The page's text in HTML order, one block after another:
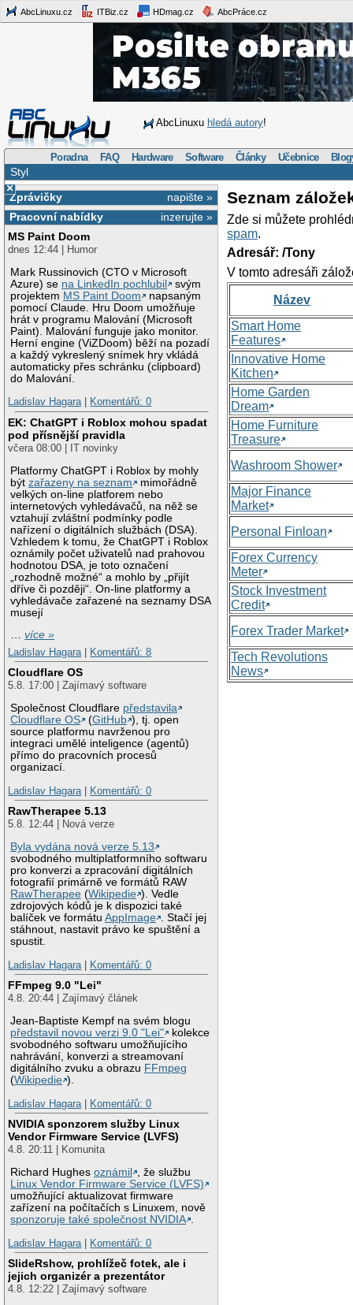
AbcLinuxu.cz ITBiz.cz HDmag.cz AbcPráce.cz
AbcLinuxu hledá autory!
Poradna FAQ Hardware Software Články Učebnice
Styl
×
napište »
Zprávičky
inzerujte »
Pracovní nabídky
MS Paint Doom
dnes 12:44 | Humor
Mark Russinovich (CTO v Microsoft
Azure) se na LinkedIn pochlubil
svým
projektem MS Paint Doom
napsaným
pomocí Claude. Hru Doom umožňuje
hrát v programu Malování (Microsoft
Paint). Malování funguje jako monitor.
Herní engine (ViZDoom) běží na pozadí
a každý vykreslený snímek hry vkládá
automaticky přes schránku (clipboard)
do Malování.
Ladislav Hagara| Komentářů: 0
EK: ChatGPT i Roblox mohou spadat
pod přísnější pravidla
včera 08:00 | IT novinky
Platformy ChatGPT i Roblox by mohly
býtzařazeny na seznam
mimořádně
velkých on-line platforem nebo
internetových vyhledávačů, na něž se
vztahují zvláštní podmínky podle
nařízení o digitálních službách (DSA).
Vzhledem k tomu, že ChatGPT i Roblox
oznámily počet uživatelů nad prahovou
hodnotou DSA, je toto označení
„rozhodně možné“ a mohlo by „přijít
dříve či později“. On-line platformy a
vyhledávače zařazené na seznamy DSA
musejí
…více »
Ladislav Hagara
Komentářů: 8
Cloudflare OS
5.8. 17:00 | Zajímavý software
Společnost Cloudflare představila
Cloudflare OS
(GitHub ), tj. open
source platformu navrženou pro
integraci umělé inteligence (agentů)
přímo do pracovních procesů
organizací.
Ladislav Hagara
Komentářů: 0
RawTherapee 5.13
5.8. 12:44 | Nová verze
Byla vydána nová verze 5.13
svobodného multiplatformního softwaru
pro konverzi a zpracování digitálních
fotografií primárně ve formátů RAW
RawTherapee (Wikipedie ). Vedle
zdrojových kódů je k dispozici také
balíček ve formátuAppImage . Stačí jej
stáhnout, nastavit právo ke spuštění a
spustit.
Ladislav Hagara
Komentářů: 0
FFmpeg 9.0 "Lei"
4.8. 20:44 | Zajímavý článek
Jean-Baptiste Kempf na svém blogu
představil novou verzi 9.0 "Lei"
kolekce
svobodného softwaru umožňujícího
nahrávání, konverzi a streamovaní
digitálního zvuku a obrazu FFmpeg
(Wikipedie ).
Ladislav Hagara | Komentářů: 0
NVIDIA sponzorem služby Linux
Vendor Firmware Service (LVFS)
4.8. 20:11 | Komunita
Richard Hughesoznámil
, že službu
Linux Vendor Firmware Service (LVFS)
umožňující aktualizovat firmware
zařízení na počítačích s Linuxem, nově
sponzoruje také společnost NVIDIA .
Ladislav Hagara | Komentářů: 0
SlideRshow, prohlížeč fotek, ale i
jejich organizér a prezentátor
4.8. 12:22 | Zajímavý software
Seznam
Zde si můžete
spam.
Adresář: /Tony
V tomto adresáři
Název
Smart Home
Features
Innovative Home
Kitchen
Home Garden
Dream
Home Furniture
Treasure
Washroom Shower
Major Finance
Market
Personal Finloan
Forex Currency
Meter
Stock Investment
Credit
Forex Trader Market
Tech Revolutions
News